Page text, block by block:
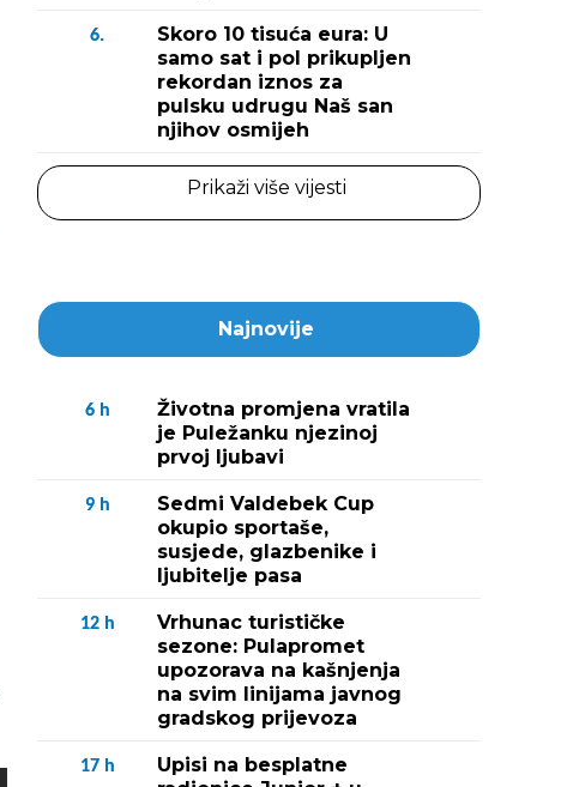
6.
Skoro 10 tisuća eura: U
samo sat i pol prikupljen
rekordan iznos za
pulsku udrugu Naš san
njihov osmijeh
Prikaži više vijesti
Najnovije
6 h
Životna promjena vratila
je Puležanku njezinoj
prvoj ljubavi
9 h
Sedmi Valdebek Cup
okupio sportaše,
susjede, glazbenike i
ljubitelje pasa
12 h
Vrhunac turističke
sezone: Pulapromet
upozorava na kašnjenja
na svim linijama javnog
gradskog prijevoza
17 h
Upisi na besplatne